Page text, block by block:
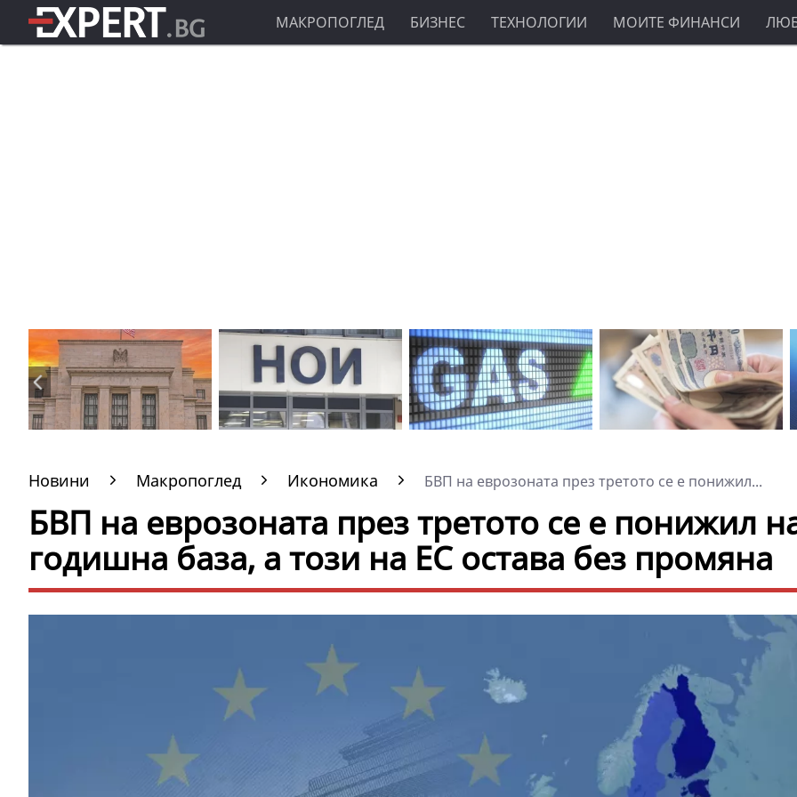
МАКРОПОГЛЕД БИЗНЕС ТЕХНОЛОГИИ МОИТЕ ФИНАНСИ
Новини Макропоглед Икономика БВП на еврозоната през третото се е понижил...
БВП на еврозоната през третото се е понижил
годишна база, а този на ЕС остава без промяна